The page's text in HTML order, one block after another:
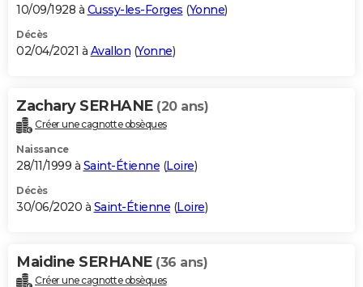
10/09/1928 à Cussy-les-Forges (Yonne)
Décès
02/04/2021 à Avallon (Yonne)
Zachary SERHANE (20 ans)
Créer une cagnotte obsèques
Naissance
28/11/1999 à Saint-Étienne (Loire)
Décès
30/06/2020 à Saint-Étienne (Loire)
Maidine SERHANE (36 ans)
Créer une cagnotte obsèques